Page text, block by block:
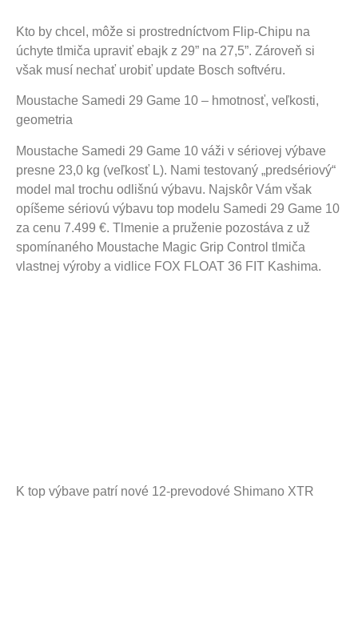
Kto by chcel, môže si prostredníctvom Flip-Chipu na
úchyte tlmiča upraviť ebajk z 29” na 27,5”. Zároveň si
však musí nechať urobiť update Bosch softvéru.
Moustache Samedi 29 Game 10 – hmotnosť, veľkosti,
geometria
Moustache Samedi 29 Game 10 váži v sériovej výbave
presne 23,0 kg (veľkosť L). Nami testovaný „predsériový“
model mal trochu odlišnú výbavu. Najskôr Vám však
opíšeme sériovú výbavu top modelu Samedi 29 Game 10
za cenu 7.499 €. Tlmenie a pruženie pozostáva z už
spomínaného Moustache Magic Grip Control tlmiča
vlastnej výroby a vidlice FOX FLOAT 36 FIT Kashima.
K top výbave patrí nové 12-prevodové Shimano XTR